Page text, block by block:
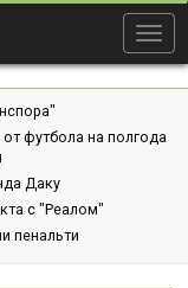
футбола на полгода
Даку
с "Реалом"
пенальти